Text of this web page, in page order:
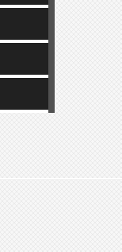
Espace réservé à